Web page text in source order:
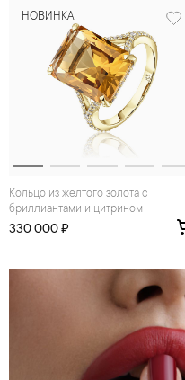
НОВИНКА
Кольцо из желтого золота с
бриллиантами и цитрином
330 000 ₽